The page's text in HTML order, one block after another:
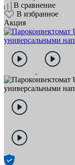
В сравнение
В избранное
Акция